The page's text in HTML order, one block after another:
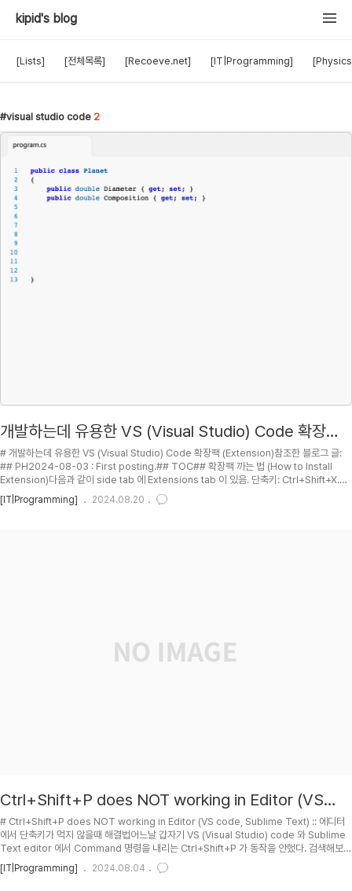
kipid's blog
[Lists] [전체목록] [Recoeve.net] [IT|Programming]
visual studio code 2
개발하는데 유용한 VS (Visual Studio) Code 확장팩
(Extensions)
# 개발하는데 유용한 VS (Visual Studio) Code 확장팩 (Extension)참조한 블로그 글:
## PH2024-08-03 : First posting.## TOC## 확장팩 까는 법 (How to Install
Extension)다음과 같이 side tab 에 Extensions tab 이 있음. 단축키: Ctrl+Shift+X.깔
고자 하는 Extention 을 검색한 후 install 을 누르면 설치 완료. 확장팩 까는 법 (How to
Install Extension) ### 여러 컴퓨터에서 설정과 확장팩 sync 맞추기 VS code 스타일
[IT|Programming] 2024.08.20
Ctrl+Shift+P does NOT working in Editor (VS
code, Sublime Text) :: 에디터에서 단축키가 먹지 않
을때 해결법
# Ctrl+Shift+P does NOT working in Editor (VS code, Sublime Text) :: 에디터
에서 단축키가 먹지 않을때 해결법어느날 갑자기 VS (Visual Studio) code 와 Sublime
Text editor 에서 Command 명령을 내리는 Ctrl+Shift+P 가 동작을 안했다. 검색해보니
가능한 시나리오가 다음과 같았다. stackoverflow.com :: Command Palette
shortcut not working in Sublime Text3A user installed plugin or custom key
[IT|Programming] 2024.08.04